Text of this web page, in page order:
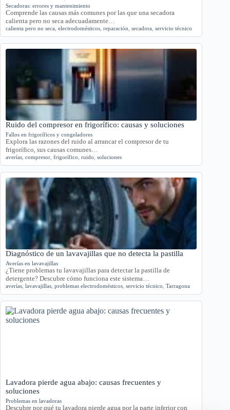
Secadoras: errores y mantenimiento
Comprende las causas más comunes por las que una secadora
calienta pero no seca adecuadamente…
calienta pero no seca electrodomésticos reparación secadora servicio técnico
Ruido del compresor en frigorífico: causas y soluciones
Fallos en frigoríficos y congeladores
Explora las razones del ruido al arrancar el compresor de tu
frigorífico, sus causas comunes…
averías compresor frigorífico ruido soluciones
Diagnóstico de un lavavajillas que no detecta la pastilla
Averías en lavavajillas
¿Tiene problemas tu lavavajillas para detectar la pastilla de
detergente? Descubre cómo funciona este sistema…
averías lavavajillas problemas electrodomésticos servicio técnico Tarragona
Lavadora pierde agua abajo: causas frecuentes y
soluciones
Problemas en lavadoras
Descubre por qué tu lavadora pierde agua por la parte inferior con